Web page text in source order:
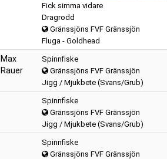
Fick simma vidare
Dragrodd
Gränssjöns FVF Gränssjön
Fluga - Goldhead
Max
Rauer
Spinnfiske
Gränssjöns FVF Gränssjön
Jigg / Mjukbete (Svans/Grub)
Spinnfiske
Gränssjöns FVF Gränssjön
Jigg / Mjukbete (Svans/Grub)
Spinnfiske
Gränssjöns FVF Gränssjön